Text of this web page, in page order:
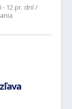
- 12 pr. dní /